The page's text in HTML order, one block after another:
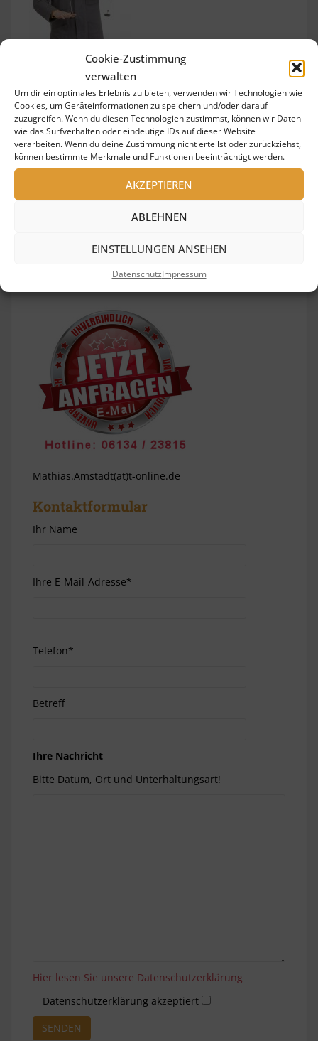
Cookie-Zustimmung
verwalten
Um dir ein optimales Erlebnis zu bieten, verwenden wir Technologien wie
Cookies, um Geräteinformationen zu speichern und/oder darauf
zuzugreifen. Wenn du diesen Technologien zustimmst, können wir Daten
wie das Surfverhalten oder eindeutige IDs auf dieser Website
verarbeiten. Wenn du deine Zustimmung nicht erteilst oder zurückziehst,
können bestimmte Merkmale und Funktionen beeinträchtigt werden.
AKZEPTIEREN
ABLEHNEN
EINSTELLUNGEN ANSEHEN
DatenschutzImpressum
teilen teilen
teilen
Mathias.Amstadt(at)t-online.de
Kontaktformular
Ihr Name
Ihre E-Mail-Adresse*
Telefon*
Betreff
Ihre Nachricht
Bitte Datum, Ort und Unterhaltungsart!
Hier lesen Sie unsere Datenschutzerklärung
Datenschutzerklärung akzeptiert